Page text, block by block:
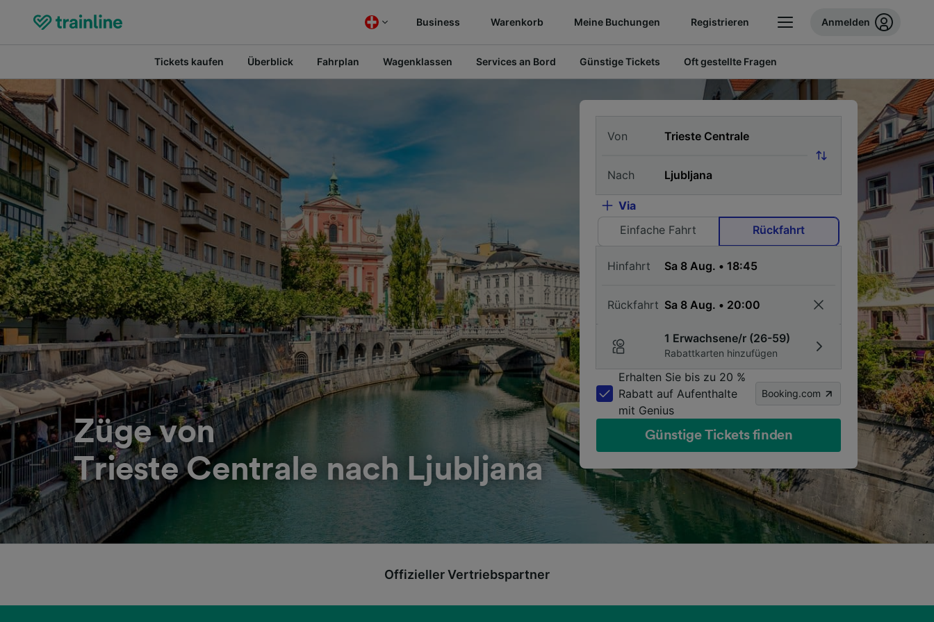
Business Warenkorb Meine Buchungen Registrieren Anmelden
Tickets kaufen Überblick Fahrplan Wagenklassen Services an Bord Günstige Tickets Oft gestellte Fragen
Züge von
Trieste Centrale nach Ljubljana
Von
Nach
Via
Einfache Fahrt
Rückfahrt
Hinfahrt
Rückfahrt
1 Erwachsene/r (26-59)
Rabattkarten hinzufügen
Erhalten Sie bis zu 20 %
Rabatt auf Aufenthalte
mit Genius
Booking.com
Günstige Tickets finden
Offizieller Vertriebspartner